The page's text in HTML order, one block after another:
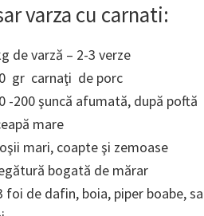
varza cu carnati:
de varză – 2-3 verze
gr carnaţi de porc
-200 şuncă afumată, după poftă
mare
mari, coapte şi zemoase
bogată de mărar
foi de dafin, boia, piper boabe,